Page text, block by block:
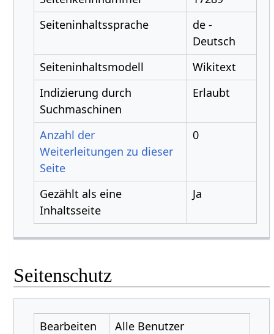
Seiteninhaltssprache
de -
Deutsch
Seiteninhaltsmodell
Wikitext
Indizierung durch
Suchmaschinen
Erlaubt
Anzahl der
Weiterleitungen zu dieser
Seite
0
Gezählt als eine
Inhaltsseite
Ja
Seitenschutz
Bearbeiten
Alle Benutzer